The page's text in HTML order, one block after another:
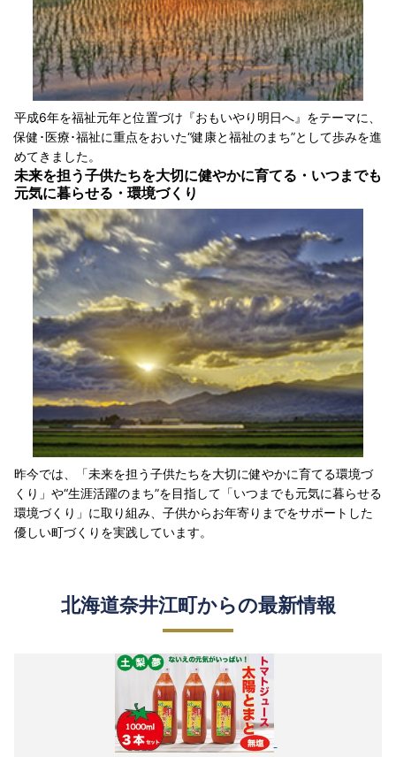
平成6年を福祉元年と位置づけ『おもいやり明日へ』をテーマに、
保健･医療･福祉に重点をおいた“健康と福祉のまち”として歩みを進
めてきました。
未来を担う子供たちを大切に健やかに育てる・いつまでも
元気に暮らせる・環境づくり
昨今では、「未来を担う子供たちを大切に健やかに育てる環境づ
くり」や“生涯活躍のまち”を目指して「いつまでも元気に暮らせる
環境づくり」に取り組み、子供からお年寄りまでをサポートした
優しい町づくりを実践しています。
北海道奈井江町からの最新情報